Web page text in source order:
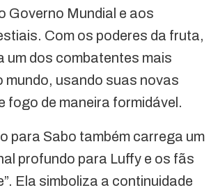
Governo Mundial e aos
Com os poderes da fruta,
um dos combatentes mais
mundo, usando suas novas
fogo de maneira formidável.
para Sabo também carrega um
profundo para Luffy e os fãs
Ela simboliza a continuidade